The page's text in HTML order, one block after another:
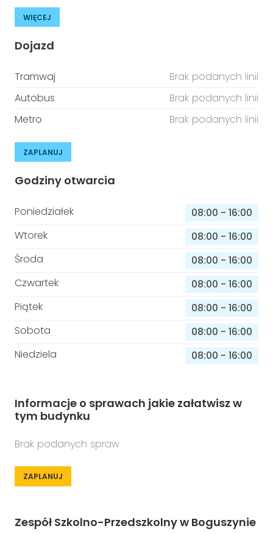
WIĘCEJ
Dojazd
Tramwaj
Brak podanych linii
Autobus
Brak podanych linii
Metro
Brak podanych linii
ZAPLANUJ
Godziny otwarcia
Poniedziałek 08:00 - 16:00
Wtorek
08:00 - 16:00
Środa
08:00 - 16:00
Czwartek
08:00 - 16:00
Piątek
08:00 - 16:00
Sobota
08:00 - 16:00
Niedziela
08:00 - 16:00
Informacje o sprawach jakie załatwisz w
tym budynku
Brak podanych spraw
ZAPLANUJ
Zespół Szkolno-Przedszkolny w Boguszynie